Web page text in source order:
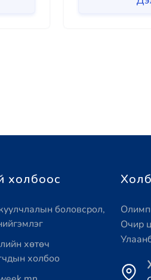
холбоос
боловсрол,
хөтөч
холбоо
Очир